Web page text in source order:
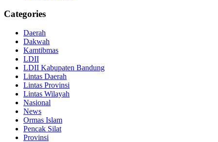
Categories
Daerah
Dakwah
Kamtibmas
LDII
LDII Kabupaten Bandung
Lintas Daerah
Lintas Provinsi
Lintas Wilayah
Nasional
News
Ormas Islam
Pencak Silat
Provinsi